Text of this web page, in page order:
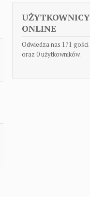
UŻYTKOWNICY
ONLINE
Odwiedza nas 171 gości
oraz 0 użytkowników.